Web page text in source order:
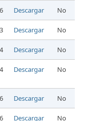
6 Descargar No
3 Descargar No
4 Descargar No
4 Descargar No
6 Descargar No
6 Descargar No